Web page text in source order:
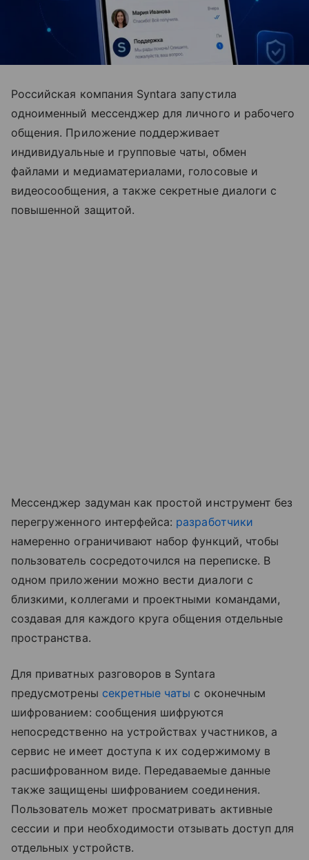
Российская компания Syntara запустила
одноименный мессенджер для личного и рабочего
общения. Приложение поддерживает
индивидуальные и групповые чаты, обмен
файлами и медиаматериалами, голосовые и
видеосообщения, а также секретные диалоги с
повышенной защитой.
Мессенджер задуман как простой инструмент без
перегруженного интерфейса: разработчики
намеренно ограничивают набор функций, чтобы
пользователь сосредоточился на переписке. В
одном приложении можно вести диалоги с
близкими, коллегами и проектными командами,
создавая для каждого круга общения отдельные
пространства.
Для приватных разговоров в Syntara
предусмотрены секретные чаты с оконечным
шифрованием: сообщения шифруются
непосредственно на устройствах участников, а
сервис не имеет доступа к их содержимому в
расшифрованном виде. Передаваемые данные
также защищены шифрованием соединения.
Пользователь может просматривать активные
сессии и при необходимости отзывать доступ для
отдельных устройств.